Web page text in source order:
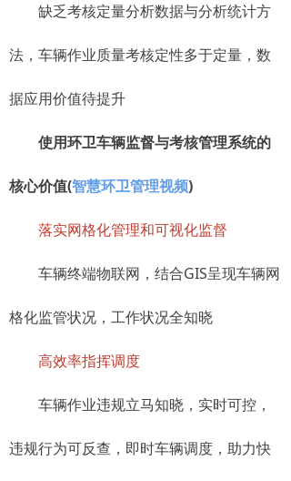
缺乏考核定量分析数据与分析统计方
法，车辆作业质量考核定性多于定量，数
据应用价值待提升
使用环卫车辆监督与考核管理系统的
核心价值(智慧环卫管理视频)
落实网格化管理和可视化监督
车辆终端物联网，结合GIS呈现车辆网
格化监管状况，工作状况全知晓
高效率指挥调度
车辆作业违规立马知晓，实时可控，
违规行为可反查，即时车辆调度，助力快